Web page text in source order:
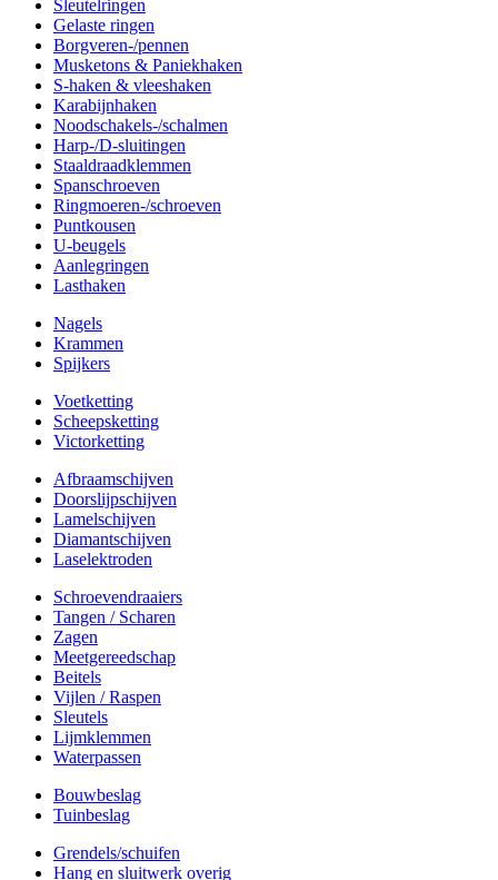
Sleutelringen
Gelaste ringen
Borgveren-/pennen
Musketons & Paniekhaken
S-haken & vleeshaken
Karabijnhaken
Noodschakels-/schalmen
Harp-/D-sluitingen
Staaldraadklemmen
Spanschroeven
Ringmoeren-/schroeven
Puntkousen
U-beugels
Aanlegringen
Lasthaken
Nagels
Krammen
Spijkers
Voetketting
Scheepsketting
Victorketting
Afbraamschijven
Doorslijpschijven
Lamelschijven
Diamantschijven
Laselektroden
Schroevendraaiers
Tangen / Scharen
Zagen
Meetgereedschap
Beitels
Vijlen / Raspen
Sleutels
Lijmklemmen
Waterpassen
Bouwbeslag
Tuinbeslag
Grendels/schuifen
Hang en sluitwerk overig